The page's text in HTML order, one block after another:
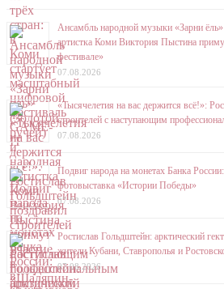
Ансамбль народной музыки «Зарни
артистка Коми Виктория Пыстина
фестивале»
07.08.2026
«Тысячелетия на вас держится всё!»:
строителей с наступающим
07.08.2026
Подвиг народа на монетах Банка
фотовыставка «Истории Победы»
07.08.2026
Ростислав Гольдштейн: арктический
жители Кубани, Ставрополья и
07.08.2026